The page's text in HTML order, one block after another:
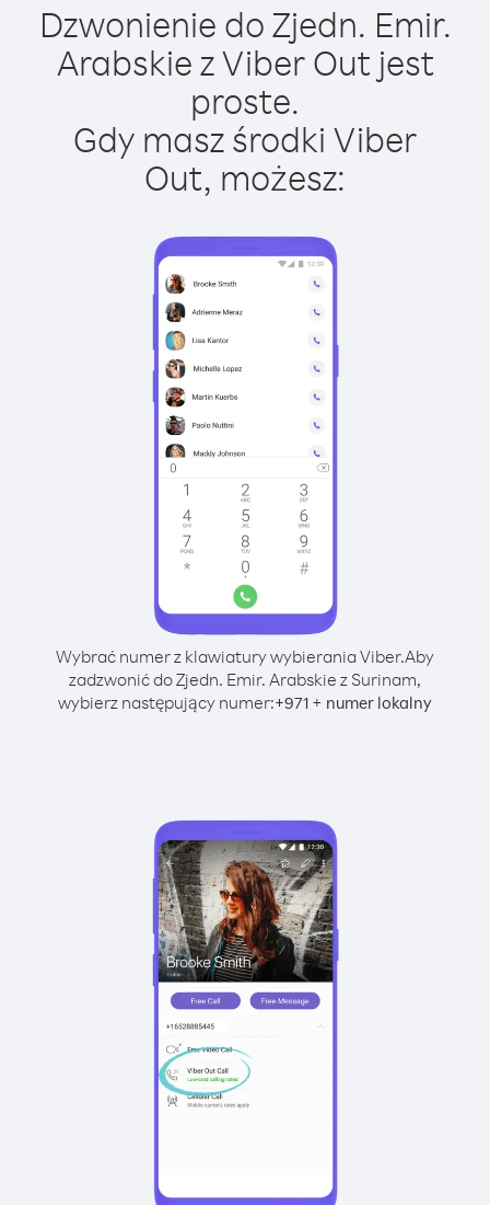
Dzwonienie do Zjedn. Emir.
Arabskie z Viber Out jest
proste.
Gdy masz środki Viber
Out, możesz:
Wybrać numer z klawiatury wybierania Viber.Aby
zadzwonić do Zjedn. Emir. Arabskie z Surinam,
wybierz następujący numer:+971 + numer lokalny